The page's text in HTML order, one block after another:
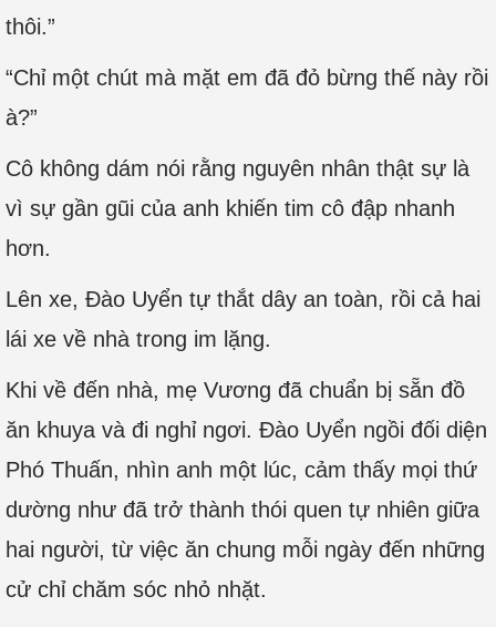
thôi.”
“Chỉ một chút mà mặt em đã đỏ bừng thế này rồi
à?”
Cô không dám nói rằng nguyên nhân thật sự là
vì sự gần gũi của anh khiến tim cô đập nhanh
hơn.
Lên xe, Đào Uyển tự thắt dây an toàn, rồi cả hai
lái xe về nhà trong im lặng.
Khi về đến nhà, mẹ Vương đã chuẩn bị sẵn đồ
ăn khuya và đi nghỉ ngơi. Đào Uyển ngồi đối diện
Phó Thuấn, nhìn anh một lúc, cảm thấy mọi thứ
dường như đã trở thành thói quen tự nhiên giữa
hai người, từ việc ăn chung mỗi ngày đến những
cử chỉ chăm sóc nhỏ nhặt.